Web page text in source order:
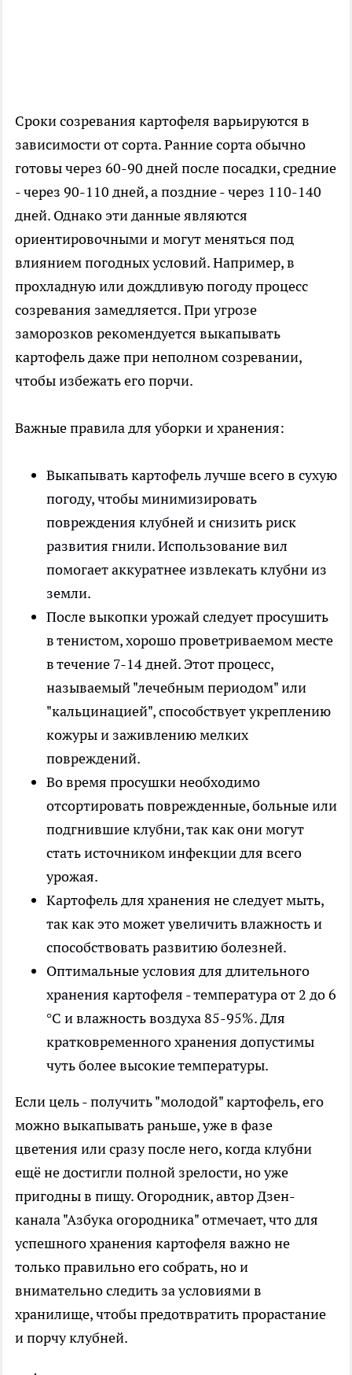
Сроки созревания картофеля варьируются в
зависимости от сорта. Ранние сорта обычно
готовы через 60-90 дней после посадки, средние
- через 90-110 дней, а поздние - через 110-140
дней. Однако эти данные являются
ориентировочными и могут меняться под
влиянием погодных условий. Например, в
прохладную или дождливую погоду процесс
созревания замедляется. При угрозе
заморозков рекомендуется выкапывать
картофель даже при неполном созревании,
чтобы избежать его порчи.
Важные правила для уборки и хранения:
Выкапывать картофель лучше всего в сухую
погоду, чтобы минимизировать
повреждения клубней и снизить риск
развития гнили. Использование вил
помогает аккуратнее извлекать клубни из
земли.
После выкопки урожай следует просушить
в тенистом, хорошо проветриваемом месте
в течение 7-14 дней. Этот процесс,
называемый "лечебным периодом" или
"кальцинацией", способствует укреплению
кожуры и заживлению мелких
повреждений.
Во время просушки необходимо
отсортировать поврежденные, больные или
подгнившие клубни, так как они могут
стать источником инфекции для всего
урожая.
Картофель для хранения не следует мыть,
так как это может увеличить влажность и
способствовать развитию болезней.
Оптимальные условия для длительного
хранения картофеля - температура от 2 до 6
°C и влажность воздуха 85-95%. Для
кратковременного хранения допустимы
чуть более высокие температуры.
Если цель - получить "молодой" картофель, его
можно выкапывать раньше, уже в фазе
цветения или сразу после него, когда клубни
ещё не достигли полной зрелости, но уже
пригодны в пищу. Огородник, автор Дзен-
канала "Азбука огородника" отмечает, что для
успешного хранения картофеля важно не
только правильно его собрать, но и
внимательно следить за условиями в
хранилище, чтобы предотвратить прорастание
и порчу клубней.